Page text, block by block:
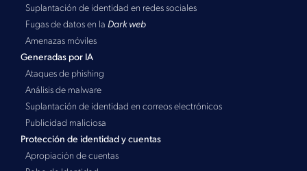
Suplantación de identidad en redes sociales
Fugas de datos en la Dark web
Amenazas móviles
Generadas por IA
Ataques de phishing
Análisis de malware
Suplantación de identidad en correos electrónicos
Publicidad maliciosa
Protección de identidad y cuentas
Apropiación de cuentas